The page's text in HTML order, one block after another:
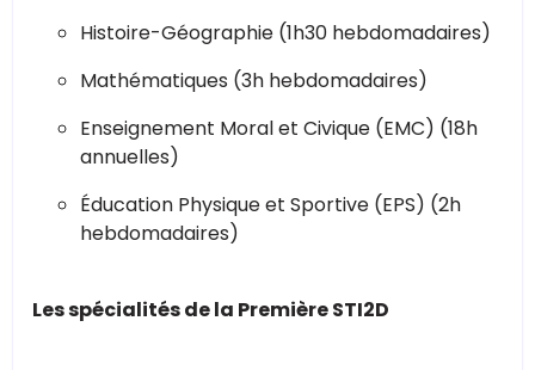
Histoire-Géographie (1h30 hebdomadaires)
Mathématiques (3h hebdomadaires)
Enseignement Moral et Civique (EMC) (18h
annuelles)
Éducation Physique et Sportive (EPS) (2h
hebdomadaires)
Les spécialités de la Première STI2D